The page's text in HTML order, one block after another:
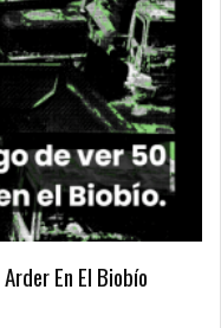
En El Biobío